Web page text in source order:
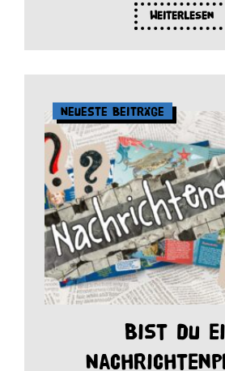
Weiterlesen
Neueste Beiträge
Bist du